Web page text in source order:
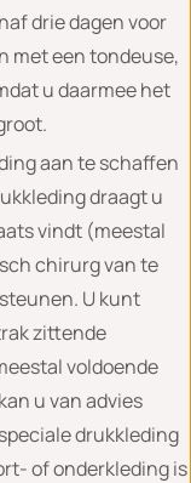
drie dagen voor
met een tondeuse,
u daarmee het
aan te schaffen
draagt u
vindt (meestal
chirurg van te
U kunt
zittende
voldoende
u van advies
drukkleding
of onderkleding is